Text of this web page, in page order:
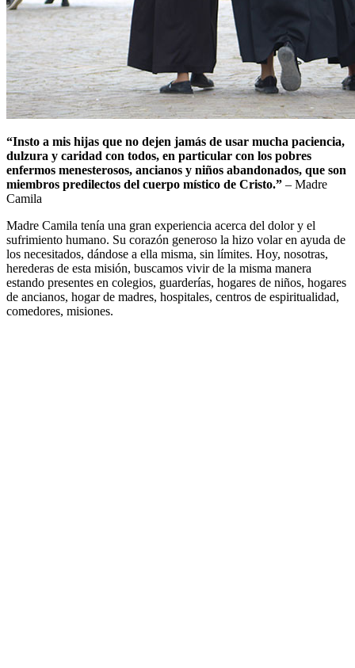
“Insto a mis hijas que no dejen jamás de usar mucha paciencia,
dulzura y caridad con todos, en particular con los pobres
enfermos menesterosos, ancianos y niños abandonados, que son
miembros predilectos del cuerpo místico de Cristo.” – Madre
Camila
Madre Camila tenía una gran experiencia acerca del dolor y el
sufrimiento humano. Su corazón generoso la hizo volar en ayuda de
los necesitados, dándose a ella misma, sin límites. Hoy, nosotras,
herederas de esta misión, buscamos vivir de la misma manera
estando presentes en colegios, guarderías, hogares de niños, hogares
de ancianos, hogar de madres, hospitales, centros de espiritualidad,
comedores, misiones.